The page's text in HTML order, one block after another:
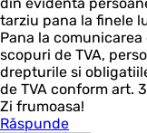
tarziu pana la finele
Pana la
scopuri de TVA,
drepturile si
de TVA conform art.
Zi frumoasa!
Răspunde